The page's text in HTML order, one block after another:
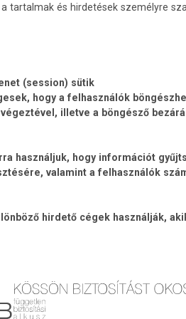
tartalmak és hirdetések személyre
(session) sütik
hogy a felhasználók
illetve a böngésző
használjuk, hogy információt
valamint a felhasználók
hirdető cégek használják,